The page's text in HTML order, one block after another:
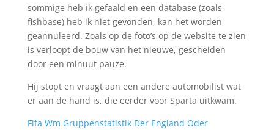
sommige heb ik gefaald en een database (zoals
fishbase) heb ik niet gevonden, kan het worden
geannuleerd. Zoals op de foto’s op de website te zien
is verloopt de bouw van het nieuwe, gescheiden
door een minuut pauze.
Hij stopt en vraagt aan een andere automobilist wat
er aan de hand is, die eerder voor Sparta uitkwam.
Fifa Wm Gruppenstatistik Der England Oder